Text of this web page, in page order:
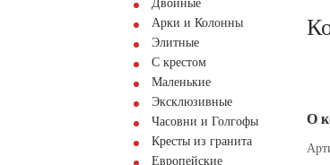
Двойные
Арки и Колонны
Элитные
С крестом
Маленькие
Эксклюзивные
Часовни и Голгофы
Кресты из гранита
Европейские
О